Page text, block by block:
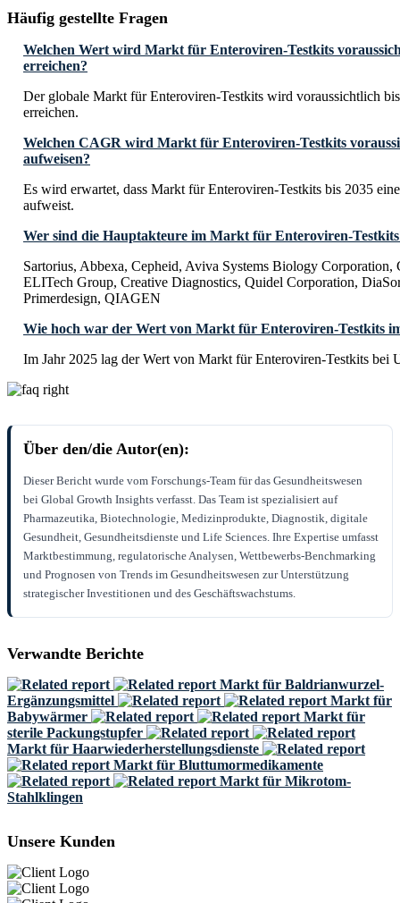
Häufig gestellte Fragen
Welchen Wert wird Markt für Enteroviren-Testkits
erreichen?
Der globale Markt für Enteroviren-Testkits wird voraussichtlich
erreichen.
Welchen CAGR wird Markt für Enteroviren-Testkits
aufweisen?
Es wird erwartet, dass Markt für Enteroviren-Testkits bis 2035
aufweist.
Wer sind die Hauptakteure im Markt für Enteroviren-
Sartorius, Abbexa, Cepheid, Aviva Systems Biology Corporation,
ELITech Group, Creative Diagnostics, Quidel Corporation,
Primerdesign, QIAGEN
Wie hoch war der Wert von Markt für Enteroviren-Testkits
Im Jahr 2025 lag der Wert von Markt für Enteroviren-Testkits bei
Über den/die Autor(en):
Dieser Bericht wurde vom Forschungs-Team für das Gesundheitswesen
bei Global Growth Insights verfasst. Das Team ist spezialisiert auf
Pharmazeutika, Biotechnologie, Medizinprodukte, Diagnostik, digitale
Gesundheit, Gesundheitsdienste und Life Sciences. Ihre Expertise umfasst
Marktbestimmung, regulatorische Analysen, Wettbewerbs-Benchmarking
und Prognosen von Trends im Gesundheitswesen zur Unterstützung
strategischer Investitionen und des Geschäftswachstums.
Verwandte Berichte
Markt für Baldrianwurzel-
Ergänzungsmittel
Markt für
Babywärmer
Markt für
sterile Packungstupfer
Markt für Haarwiederherstellungsdienste
Markt für Bluttumormedikamente
Markt für Mikrotom-
Stahlklingen
Unsere Kunden